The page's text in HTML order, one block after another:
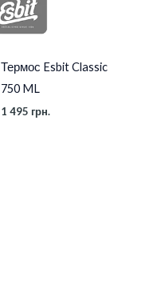
Термос Esbit Classic
750 ML
1 495 грн.